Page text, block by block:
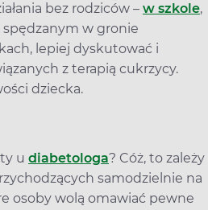
bez rodziców – w szkole,
w gronie
lepiej dyskutować i
z terapią cukrzycy.
dziecka.
u diabetologa? Cóż, to zależy
samodzielnie na
osoby wolą omawiać pewne